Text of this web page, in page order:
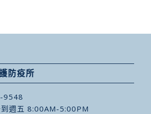
防疫所
9548
週五 8:00AM-5:00PM